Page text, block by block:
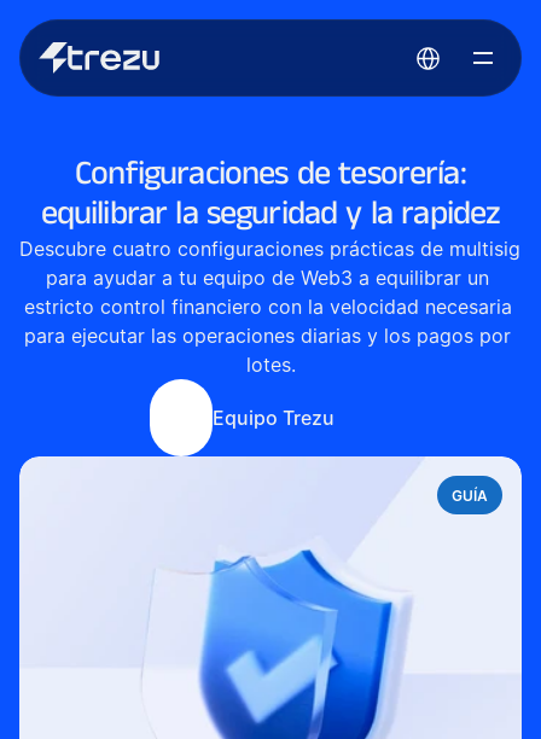
Configuraciones de tesorería:
equilibrar la seguridad y la rapidez
Descubre cuatro configuraciones prácticas de multisig
para ayudar a tu equipo de Web3 a equilibrar un
estricto control financiero con la velocidad necesaria
para ejecutar las operaciones diarias y los pagos por
lotes.
Equipo Trezu
GUÍA